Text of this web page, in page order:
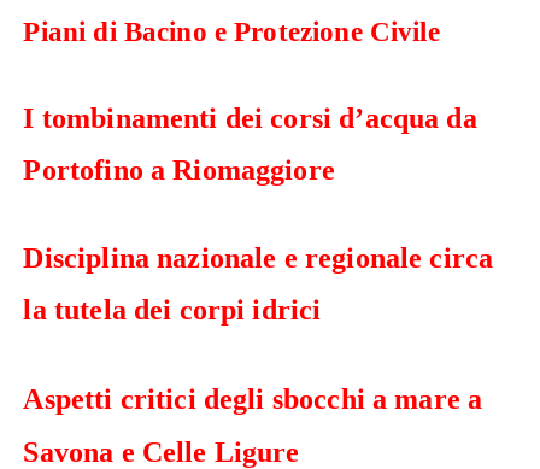
Piani di Bacino e Protezione Civile
I tombinamenti dei corsi d’acqua da
Portofino a Riomaggiore
Disciplina nazionale e regionale circa
la tutela dei corpi idrici
Aspetti critici degli sbocchi a mare a
Savona e Celle Ligure